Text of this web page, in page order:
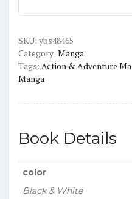
SKU: ybs48465
Category: Manga
Tags: Action & Adventure
Manga
Book Details
color
Black & White